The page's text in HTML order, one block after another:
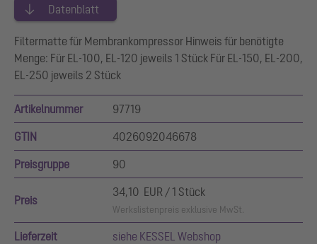
Datenblatt
Filtermatte für Membrankompressor Hinweis für benötigte
Menge: Für EL-100, EL-120 jeweils 1 Stück Für EL-150, EL-200,
EL-250 jeweils 2 Stück
Artikelnummer 97719
GTIN 4026092046678
Preisgruppe 90
Preis
34,10 EUR / 1 Stück
Werkslistenpreis exklusive MwSt.
Lieferzeit siehe KESSEL Webshop